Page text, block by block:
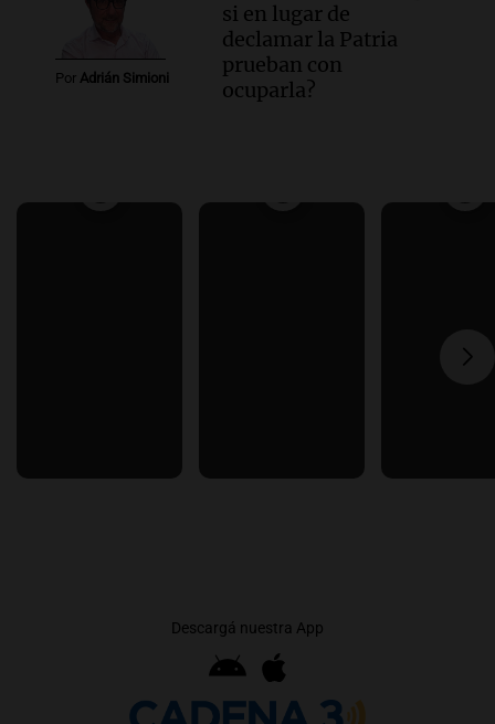
Por Adrián Simioni
si en lugar de
declamar la Patria
prueban con
ocuparla?
Descargá nuestra App